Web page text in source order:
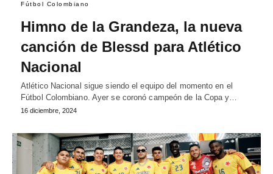
Fútbol Colombiano
Himno de la Grandeza, la nueva
canción de Blessd para Atlético
Nacional
Atlético Nacional sigue siendo el equipo del momento en el
Fútbol Colombiano. Ayer se coronó campeón de la Copa y…
16 diciembre, 2024